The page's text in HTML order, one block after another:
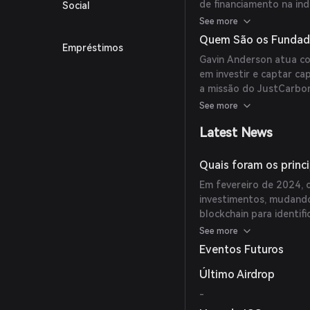
Social
Empréstimos
de financiamento na
plataformas líderes de
Gold Standard,
verificados. Além
decisões orientada
plataforma.
See more
Quem São os
Gavin Anderson atua
em investir e captar
a missão do
modelos inovadores de
See more
Latest News
Quais foram os
Em fevereiro de 2024,
investimentos,
blockchain para
remoção de carbono.
transformadoras para
See more
Eventos Futuros
Último Airdrop
-